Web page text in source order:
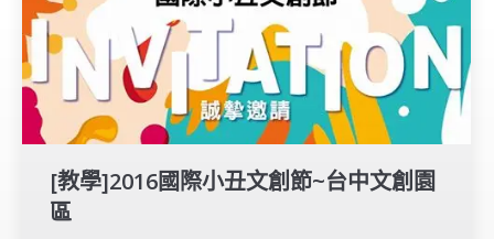
[教學]2016國際小丑文創節~台中文創園
區